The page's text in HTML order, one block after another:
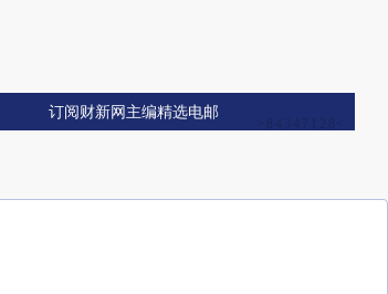
订阅财新网主编精选电邮